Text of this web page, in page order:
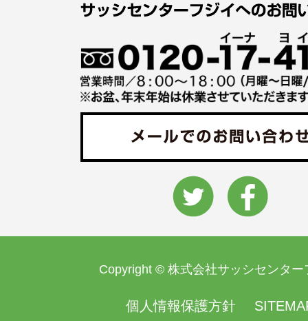
Copyright © 株式会社サッシセンター
個人情報保護方針